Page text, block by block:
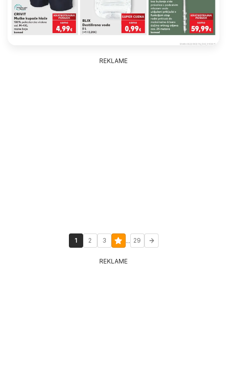
REKLAME
1 2 3 ... 29
REKLAME